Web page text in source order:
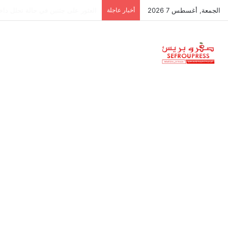
الجمعة, أغسطس 7 2026 أخبار عاجلة